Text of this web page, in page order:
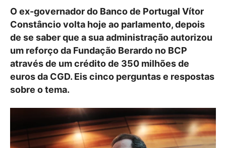
O ex-governador do Banco de Portugal Vítor
Constâncio volta hoje ao parlamento, depois
de se saber que a sua administração autorizou
um reforço da Fundação Berardo no BCP
através de um crédito de 350 milhões de
euros da CGD. Eis cinco perguntas e respostas
sobre o tema.